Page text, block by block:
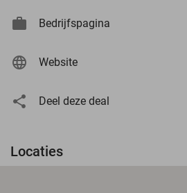
Bedrijfspagina
Website
Deel deze deal
Locaties